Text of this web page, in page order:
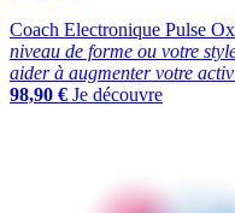
Coach Electronique Pulse
niveau de forme ou votre
aider à augmenter votre
98,90 € Je découvre